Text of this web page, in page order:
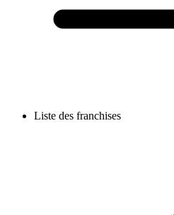
Liste des franchises